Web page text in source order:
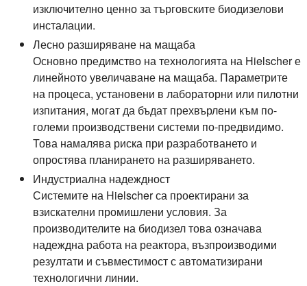
изключително ценно за търговските биодизелови
инсталации.
Лесно разширяване на мащаба
Основно предимство на технологията на Hielscher е
линейното увеличаване на мащаба. Параметрите
на процеса, установени в лабораторни или пилотни
изпитания, могат да бъдат прехвърлени към по-
големи производствени системи по-предвидимо.
Това намалява риска при разработването и
опростява планирането на разширяването.
Индустриална надеждност
Системите на Hielscher са проектирани за
взискателни промишлени условия. За
производителите на биодизел това означава
надеждна работа на реактора, възпроизводими
резултати и съвместимост с автоматизирани
технологични линии.